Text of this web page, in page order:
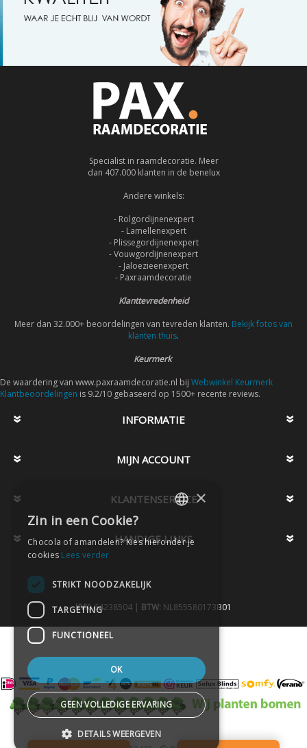
Specialist in raamdecoratie. Meer
dan 407.000 klanten in de benelux
Andere winkels:
- Rolgordijnenexpert
- Lamellenexpert
- Plissegordijnenexpert
- Vouwgordijnenexpert
- Jaloezieenexpert
- Paxraamdecoratie
Klanttevredenheid
Meer dan 32.000+ beoordelingen van tevreden klanten. Bekijk fotos van
klanten thuis.
Keurmerk
De waardering van www.paxraamdecoratie.nl bij Webwinkel Keurmerk
Klantbeoordelingen is 9.2/10 gebaseerd op 1500+ recente reviews.
INFORMATIE
MIJN ACCOUNT
KLANTENSERVICE
HANDIGE LINKS
KVK:64238504 | BTW: NL855580173B01
DUTCH
×
Zin in een Cookie?
Chocola of amandelen? Kies hieronder je
cookies Lees verder
STRIKT NOODZAKELIJK
TARGETING
FUNCTIONEEL
OK
GEEN VOLLEDIGE ERVARING
DETAILS WEERGEVEN